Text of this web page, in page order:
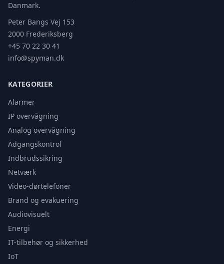
Danmark.
Peter Bangs Vej 153
2000 Frederiksberg
+45 70 22 30 41
info@spyman.dk
KATEGORIER
Alarmer
IP overvågning
Analog overvågning
Adgangskontrol
Indbrudssikring
Netværk
Video-dørtelefoner
Brand og evakuering
Audiovisuelt
Energi
IT-tilbehør og sikkerhed
IoT